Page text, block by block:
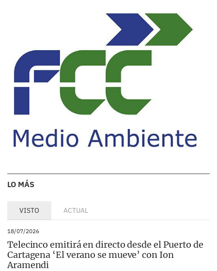
LO MÁS
VISTO ACTUAL
18/07/2026
Telecinco emitirá en directo desde el Puerto de
Cartagena ‘El verano se mueve’ con Ion
Aramendi